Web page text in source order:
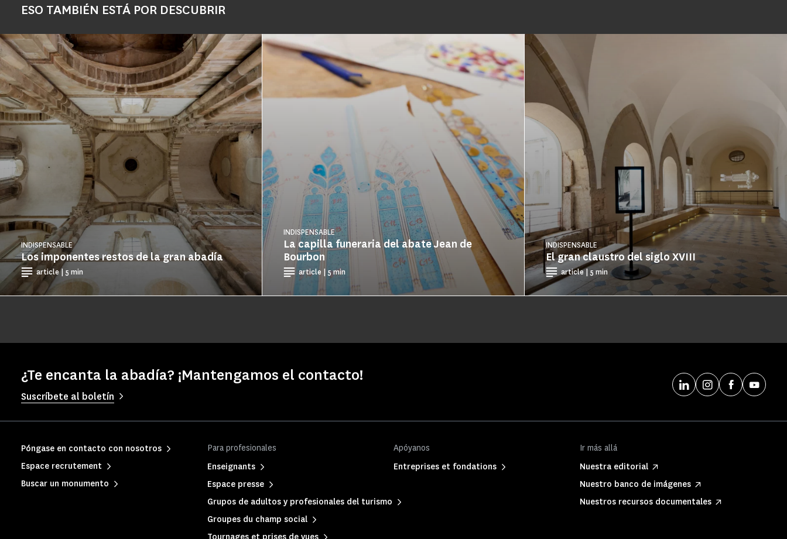
ESO TAMBIÉN ESTÁ POR DESCUBRIR
Los imponentes restos de la gran abadía
INDISPENSABLE
article | 5 min
La capilla funeraria del abate Jean de
Bourbon
INDISPENSABLE
article | 5 min
El gran claustro del siglo XVIII
INDISPENSABLE
article | 5 min
¿Te encanta la abadía? ¡Mantengamos el contacto!
Suscríbete al boletín
Para profesionales
Enseignants
Espace presse
Grupos de adultos y profesionales del turismo
Groupes du champ social
Tournages et prises de vues
Apóyanos
Entreprises et fondations
Ir más allá
Nuestra editorial
Nuestro banco de imágenes
Nuestros recursos documentales
Póngase en contacto con nosotros
Espace recrutement
Buscar un monumento